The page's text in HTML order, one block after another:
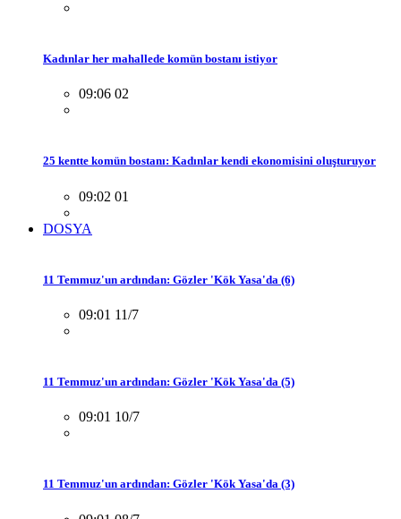
Kadınlar her mahallede komün bostanı istiyor
09:06 02
25 kentte komün bostanı: Kadınlar kendi ekonomisini oluşturuyor
09:02 01
DOSYA
11 Temmuz'un ardından: Gözler 'Kök Yasa'da (6)
09:01 11/7
11 Temmuz'un ardından: Gözler 'Kök Yasa'da (5)
09:01 10/7
11 Temmuz'un ardından: Gözler 'Kök Yasa'da (3)